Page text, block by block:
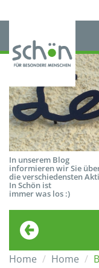
In unserem Blog
informieren wir Sie
die verschiedensten
In Schön ist
immer was los :)
Home Home